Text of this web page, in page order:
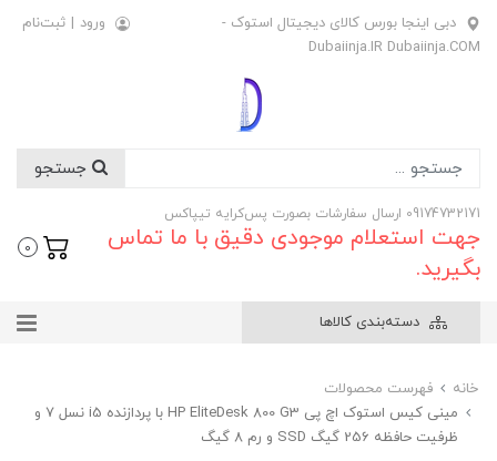
دبی اینجا بورس کالای دیجیتال استوک -
Dubaiinja.IR Dubaiinja.COM
ورود | ثبت‌نام
09174732171 ارسال سفارشات بصورت پس‌کرایه تیپاکس
جهت استعلام موجودی دقیق با ما تماس
بگیرید.
0
دسته‌بندی کالاها
خانه
فهرست محصولات
مینی کیس استوک اچ پی HP EliteDesk 800 G3 با پردازنده i5 نسل 7 و
ظرفیت حافظه 256 گیگ SSD و رم 8 گیگ